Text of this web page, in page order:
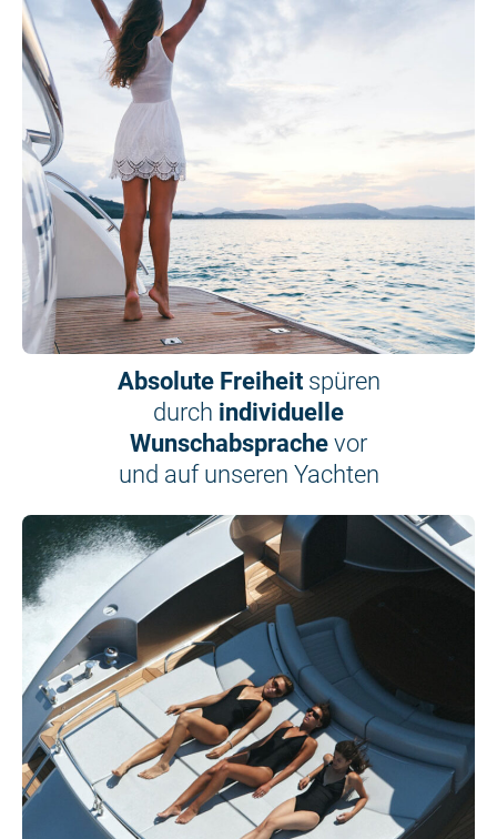
Absolute Freiheit spüren
durch individuelle
Wunschabsprache vor
und auf unseren Yachten